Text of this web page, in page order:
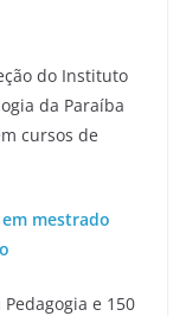
do Instituto
da Paraíba
cursos de
em mestrado
e 150